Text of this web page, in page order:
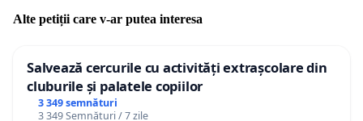
Alte petiții care v-ar putea interesa
Salvează cercurile cu activități extrașcolare din
cluburile și palatele copiilor
3 349 semnături
3 349 Semnături / 7 zile